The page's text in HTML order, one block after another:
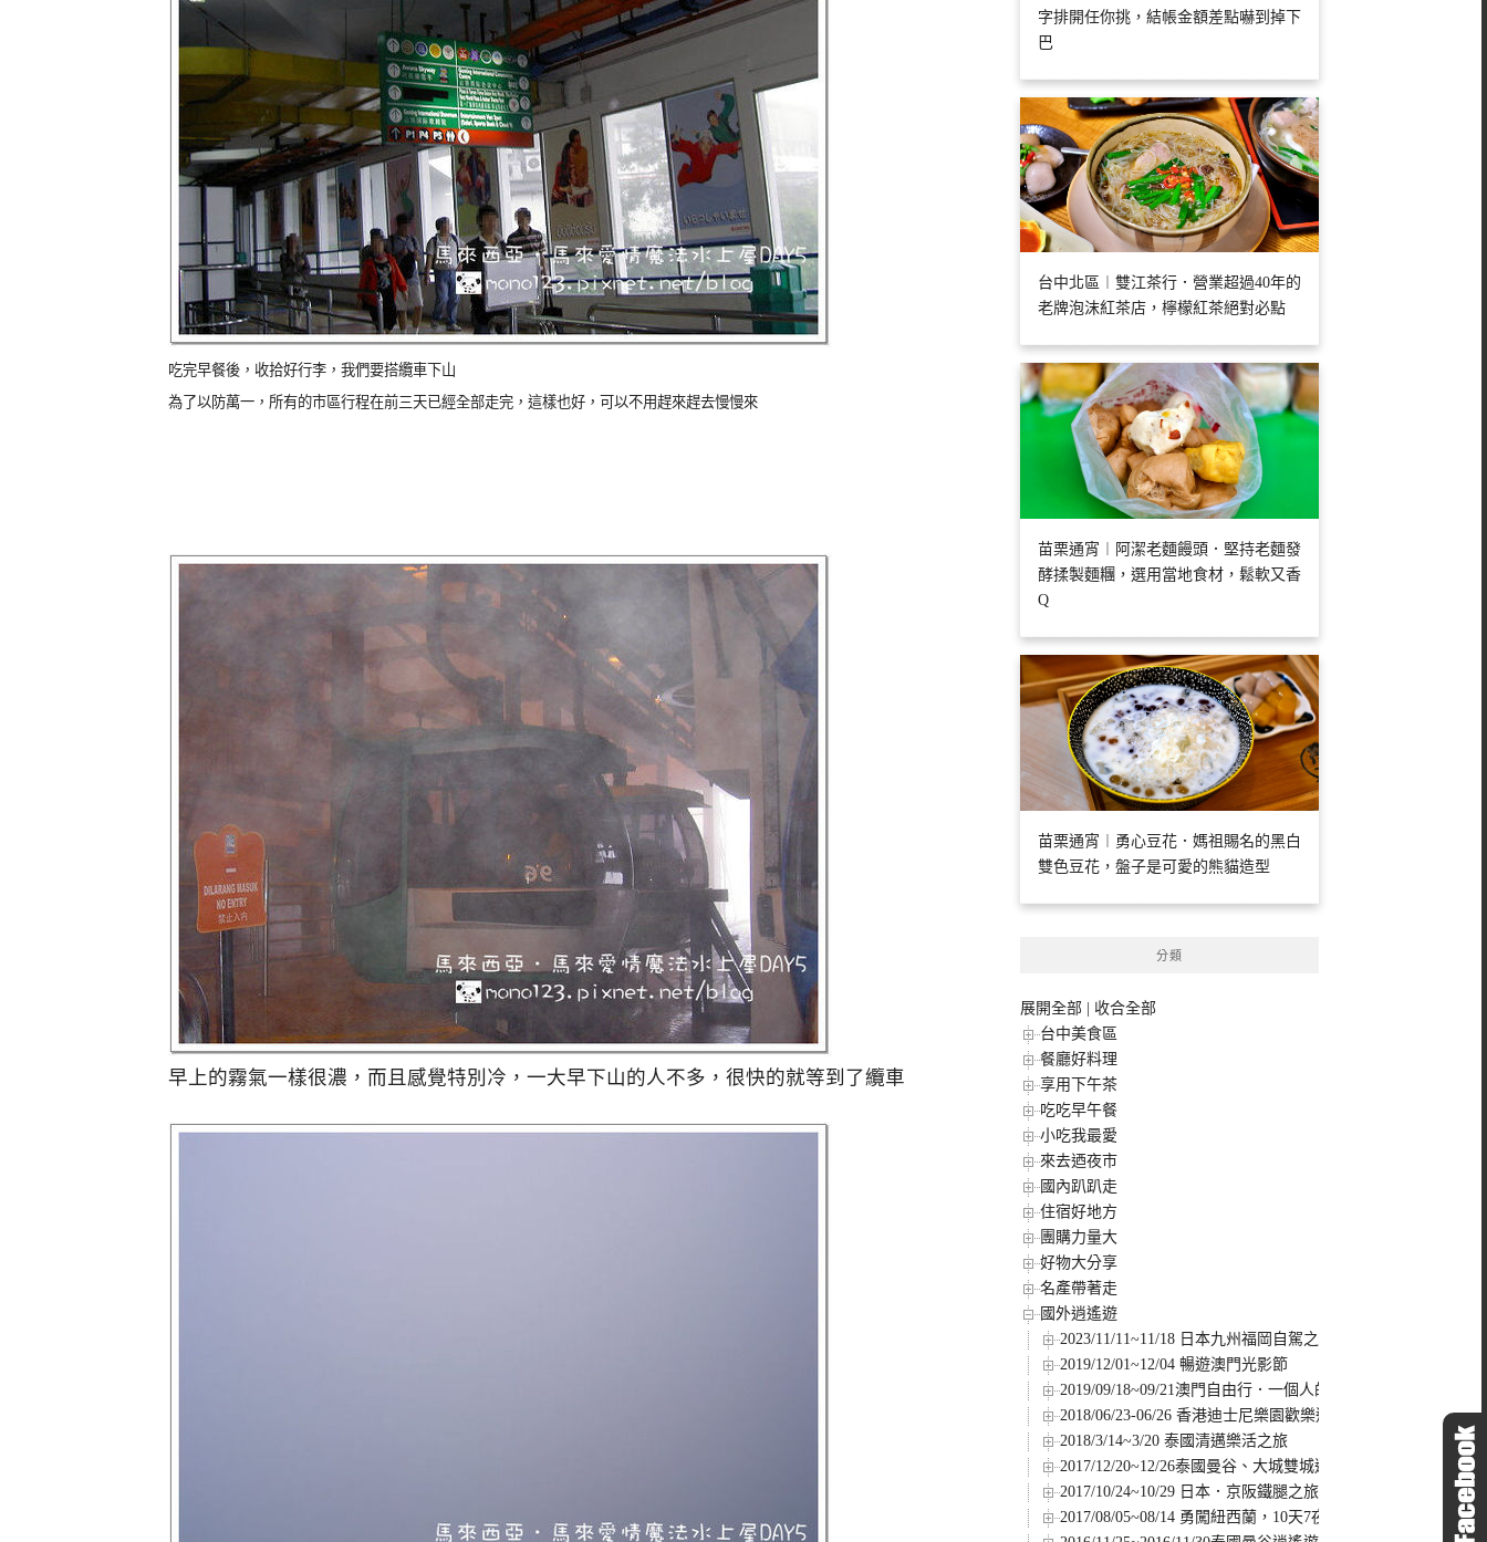
吃完早餐後，收拾好行李，我們要搭纜車下山
為了以防萬一，所有的市區行程在前三天已經全部走完，這樣也好，可以不用趕來趕去慢慢來
早上的霧氣一樣很濃，而且感覺特別冷，一大早下山的人不多，很快的就等到了纜車
字排開任你挑，結帳金額差點嚇到掉下
巴
台中北區︱雙江茶行．營業超過40年的
老牌泡沫紅茶店，檸檬紅茶絕對必點
苗栗通宵︱阿潔老麵饅頭．堅持老麵發
酵揉製麵糰，選用當地食材，鬆軟又香
Q
苗栗通宵︱勇心豆花．媽祖賜名的黑白
雙色豆花，盤子是可愛的熊貓造型
分類
展開全部
收合全部
台中美食區
餐廳好料理
享用下午茶
吃吃早午餐
小吃我最愛
來去迺夜市
國內趴趴走
住宿好地方
團購力量大
好物大分享
名產帶著走
國外逍遙遊
2023/11/11~11/18 日本九州福岡自駕之旅
2019/12/01~12/04 暢遊澳門光影節
2019/09/18~09/21澳門自由行．一個人的冒險旅程
2018/06/23-06/26 香港迪士尼樂園歡樂遊
2018/3/14~3/20 泰國清邁樂活之旅
2017/12/20~12/26泰國曼谷、大城雙城遊
2017/10/24~10/29 日本．京阪鐵腿之旅
2017/08/05~08/14 勇闖紐西蘭，10天7夜自駕之旅